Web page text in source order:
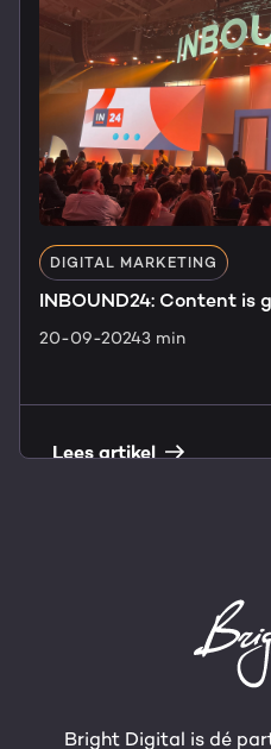
DIGITAL MARKETING
INBOUND24: Content is
20-09-20243 min
Lees artikel
Bright Digital is dé